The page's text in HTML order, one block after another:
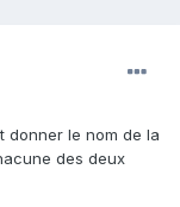
donner le nom de la
des deux